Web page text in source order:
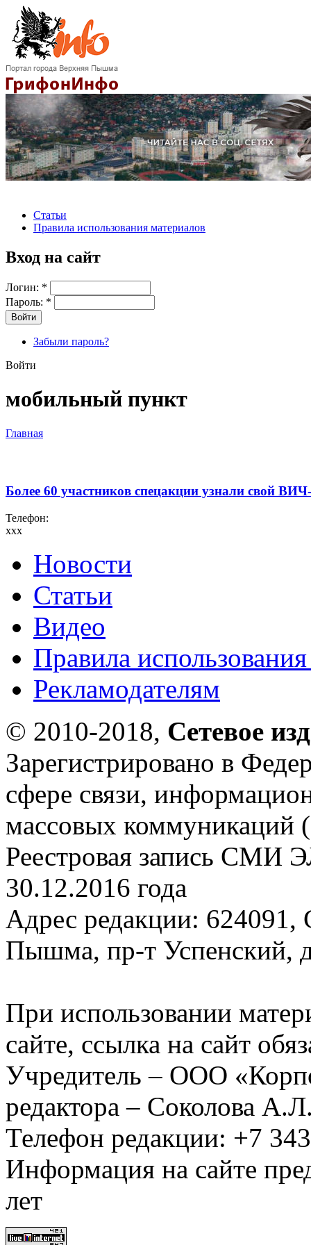
Статьи
Правила использования материалов
Вход на сайт
Логин: *
Пароль: *
Забыли пароль?
Войти
мобильный пункт
Главная
Более 60 участников спецакции узнали свой ВИЧ-
Телефон:
xxx
Новости
Статьи
Видео
Правила
Рекламодателям
© 2010-2018, Сетевое
Зарегистрировано в
сфере связи,
массовых коммуникаций
Реестровая запись СМИ
30.12.2016 года
Адрес редакции: 624091,
Пышма, пр-т Успенский,
При использовании
сайте, ссылка на сайт
Учредитель – ООО
редактора – Соколова
Телефон редакции: +7
Информация на сайте
лет